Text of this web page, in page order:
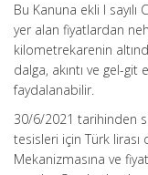
Bu Kanuna ekli I
yer alan fiyatlardan
kilometrekarenin
dalga, akıntı ve gel-
faydalanabilir.
30/6/2021 tarihinden
tesisleri için Türk lirası
Mekanizmasına ve